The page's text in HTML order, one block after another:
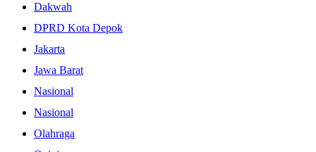
Dakwah
DPRD Kota Depok
Jakarta
Jawa Barat
Nasional
Nasional
Olahraga